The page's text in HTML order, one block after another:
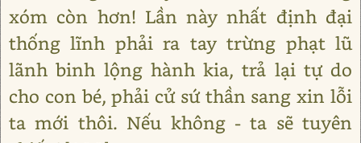
xóm còn hơn! Lần này nhất định đại
thống lĩnh phải ra tay trừng phạt lũ
lãnh binh lộng hành kia, trả lại tự do
cho con bé, phải cử sứ thần sang xin lỗi
ta mới thôi. Nếu không - ta sẽ tuyên